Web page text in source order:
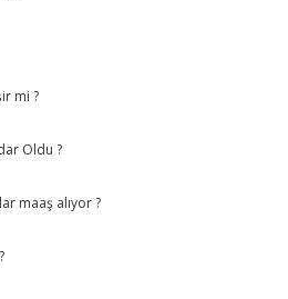
mi ?
Oldu ?
maaş alıyor ?